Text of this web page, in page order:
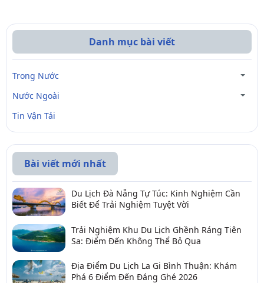
Danh mục bài viết
Trong Nước
Nước Ngoài
Tin Vận Tải
Bài viết mới nhất
Du Lịch Đà Nẵng Tự Túc: Kinh Nghiệm Cần
Biết Để Trải Nghiệm Tuyệt Vời
Trải Nghiệm Khu Du Lịch Ghềnh Ráng Tiên
Sa: Điểm Đến Không Thể Bỏ Qua
Địa Điểm Du Lịch La Gi Bình Thuận: Khám
Phá 6 Điểm Đến Đáng Ghé 2026